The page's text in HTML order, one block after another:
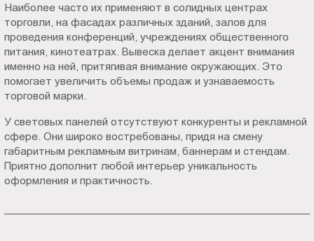
Наиболее часто их применяют в солидных центрах
торговли, на фасадах различных зданий, залов для
проведения конференций, учреждениях общественного
питания, кинотеатрах. Вывеска делает акцент внимания
именно на ней, притягивая внимание окружающих. Это
помогает увеличить объемы продаж и узнаваемость
торговой марки.
У световых панелей отсутствуют конкуренты и рекламной
сфере. Они широко востребованы, придя на смену
габаритным рекламным витринам, баннерам и стендам.
Приятно дополнит любой интерьер уникальность
оформления и практичность.